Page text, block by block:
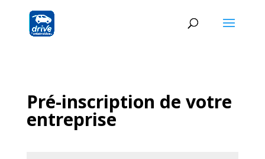
Pré-inscription de votre
entreprise